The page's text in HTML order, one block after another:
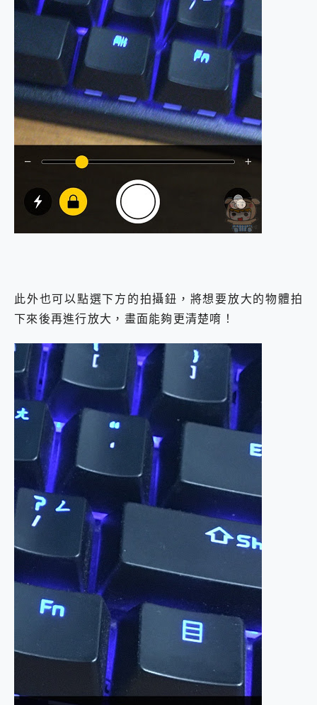
此外也可以點選下方的拍攝鈕，將想要放大的物體拍
下來後再進行放大，畫面能夠更清楚唷！